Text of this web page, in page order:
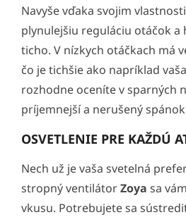
Navyše vďaka svojim
plynulejšiu reguláciu otáčok a
ticho. V nízkych otáčkach má
čo je tichšie ako napríklad
rozhodne oceníte v sparných
príjemnejší a nerušený
OSVETLENIE PRE KAŽDÚ
Nech už je vaša svetelná
stropný ventilátorZoya sa
vkusu. Potrebujete sa